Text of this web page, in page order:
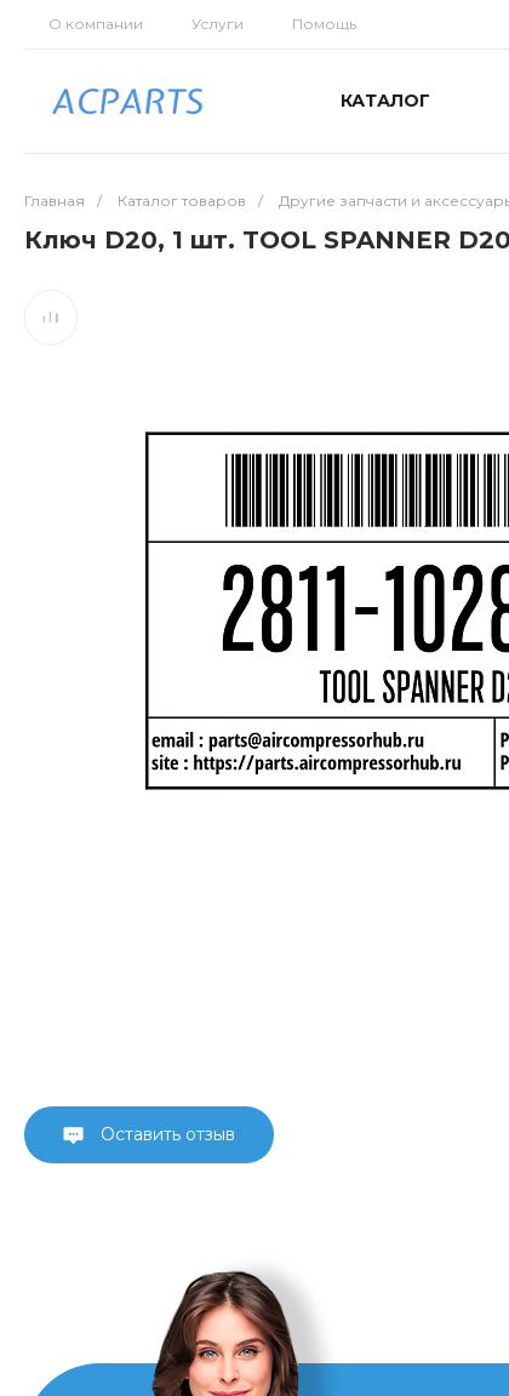
О компании Услуги Помощь
КАТАЛОГ
Главная / Каталог товаров / Другие запчасти и
Ключ D20, 1 шт. TOOL SPANNER
Оставить отзыв